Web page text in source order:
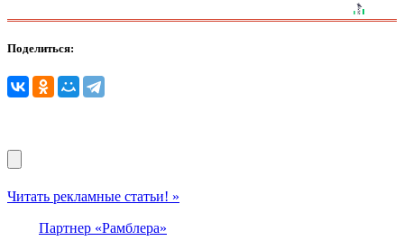
Поделиться:
Читать рекламные статьи! »
Партнер «Рамблера»